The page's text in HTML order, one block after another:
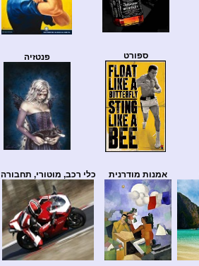
ספורט פנטזיה
אמנות מודרנית כלי רכב, מוטורי, תחבורה